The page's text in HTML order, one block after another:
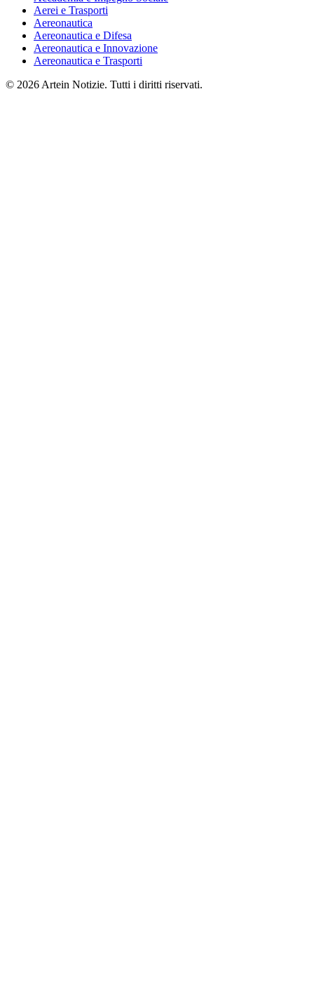
Aerei e Trasporti
Aereonautica
Aereonautica e Difesa
Aereonautica e Innovazione
Aereonautica e Trasporti
© 2026 Artein Notizie. Tutti i diritti riservati.